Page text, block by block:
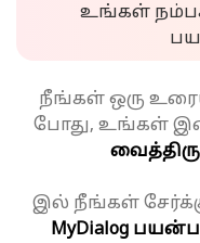
உங்கள்
நீங்கள் ஒரு
போது, உங்கள்
இல் நீங்கள்
MyDialog